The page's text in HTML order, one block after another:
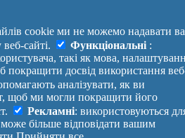
проект
Зворотній
зв'язок
Україна
Увійти|
Вихід
cookie ми не можемо надавати
сайті.
Функціональні :
такі як мова,
покращити досвід використання
аналізувати, як ви
щоб ми могли покращити його
Рекламні: використовуються
більше відповідати вашим